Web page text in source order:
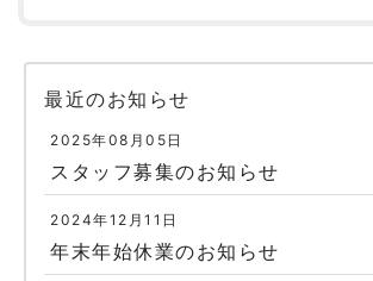
最近のお知らせ
2025年08月05日
スタッフ募集のお知らせ
2024年12月11日
年末年始休業のお知らせ